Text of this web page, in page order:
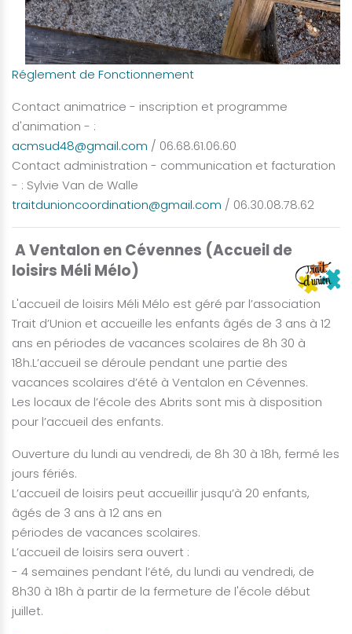
Réglement de Fonctionnement
Contact animatrice - inscription et programme
d'animation - :
acmsud48@gmail.com / 06.68.61.06.60
Contact administration - communication et facturation
- : Sylvie Van de Walle
traitdunioncoordination@gmail.com / 06.30.08.78.62
A Ventalon en Cévennes (Accueil de
loisirs Méli Mélo)
L'accueil de loisirs Méli Mélo est géré par l’association
Trait d’Union et accueille les enfants âgés de 3 ans à 12
ans en périodes de vacances scolaires de 8h 30 à
18h.L’accueil se déroule pendant une partie des
vacances scolaires d’été à Ventalon en Cévennes.
Les locaux de l’école des Abrits sont mis à disposition
pour l’accueil des enfants.
Ouverture du lundi au vendredi, de 8h 30 à 18h, fermé les
jours fériés.
L’accueil de loisirs peut accueillir jusqu’à 20 enfants,
âgés de 3 ans à 12 ans en
périodes de vacances scolaires.
L’accueil de loisirs sera ouvert :
- 4 semaines pendant l’été, du lundi au vendredi, de
8h30 à 18h à partir de la fermeture de l'école début
juillet.